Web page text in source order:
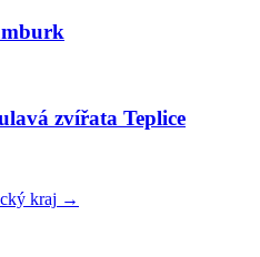
zvířata Teplice
kraj →